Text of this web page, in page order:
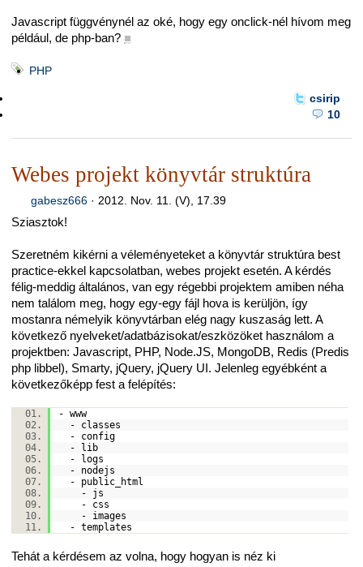
Javascript függvénynél az oké, hogy egy onclick-nél hívom meg
például, de php-ban? ■
PHP
csirip
10
Webes projekt könyvtár struktúra
gabesz666· 2012. Nov. 11. (V), 17.39
Sziasztok!
Szeretném kikérni a véleményeteket a könyvtár struktúra best
practice-ekkel kapcsolatban, webes projekt esetén. A kérdés
félig-meddig általános, van egy régebbi projektem amiben néha
nem találom meg, hogy egy-egy fájl hova is kerüljön, így
mostanra némelyik könyvtárban elég nagy kuszaság lett. A
következő nyelveket/adatbázisokat/eszközöket használom a
projektben: Javascript, PHP, Node.JS, MongoDB, Redis (Predis
php libbel), Smarty, jQuery, jQuery UI. Jelenleg egyébként a
következőképp fest a felépítés:
- www
- classes
- config
- lib
- logs
- nodejs
- public_html
- js
- css
- images
- templates
Tehát a kérdésem az volna, hogy hogyan is néz ki